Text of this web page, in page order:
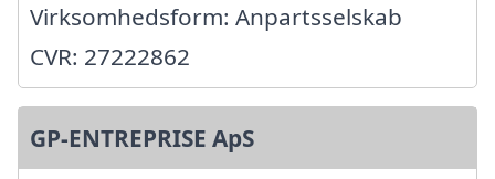
Virksomhedsform: Anpartsselskab
CVR: 27222862
GP-ENTREPRISE ApS